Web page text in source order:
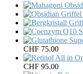
CHF 75.00
CHF 95.00